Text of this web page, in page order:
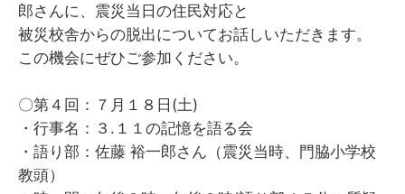
郎さんに、震災当日の住民対応と
被災校舎からの脱出についてお話しいただきます。
この機会にぜひご参加ください。
〇第４回：７月１８日(土)
・行事名：３.１１の記憶を語る会
・語り部：佐藤 裕一郎さん（震災当時、門脇小学校
教頭）